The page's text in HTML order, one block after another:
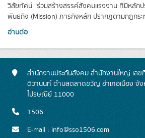
วิสัยทัศน์ “ร่วมสร้างสรรค์สังคมแรงงาน ที่มีหลัก
พันธกิจ (Mission) ภารกิจหลัก ปรากฏตามกฎกระ
อ่านต่อ
สำนักงานประกันสังคม สำนักงานใหญ่ เล
ติวานนท์ ตำบลตลาดขวัญ อำเภอเมือง จั
ไปรษณีย์ 11000
1506
E-mail : info@sso1506.com